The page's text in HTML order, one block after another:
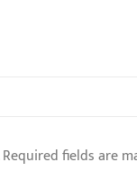
Required fields are